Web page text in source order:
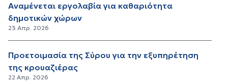
Αναμένεται εργολαβία για καθαριότητα
δημοτικών χώρων
23 Απρ. 2026
Προετοιμασία της Σύρου για την εξυπηρέτηση
της κρουαζιέρας
22 Απρ. 2026